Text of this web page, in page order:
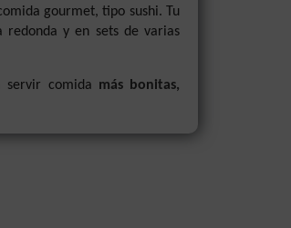
gourmet, tipo sushi. Tu
y en sets de varias
servir comida más bonitas,